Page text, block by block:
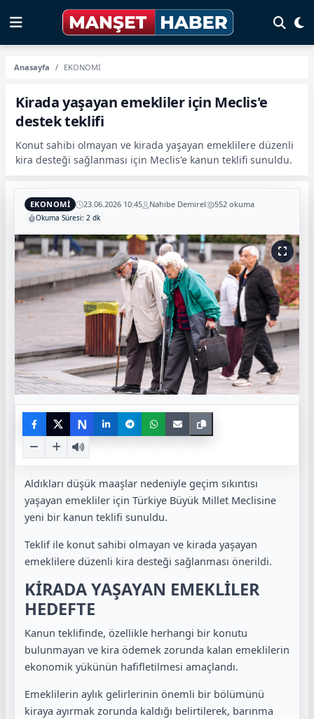
Anasayfa EKONOMİ
Kirada yaşayan emekliler için Meclis'e
destek teklifi
Konut sahibi olmayan ve kirada yaşayan emeklilere düzenli
kira desteği sağlanması için Meclis'e kanun teklifi sunuldu.
EKONOMİ 23.06.2026 10:45 Nahibe Demirel 552 okuma
Okuma Süresi: 2 dk
N
Aldıkları düşük maaşlar nedeniyle geçim sıkıntısı
yaşayan emekliler için Türkiye Büyük Millet Meclisine
yeni bir kanun teklifi sunuldu.
Teklif ile konut sahibi olmayan ve kirada yaşayan
emeklilere düzenli kira desteği sağlanması önerildi.
KİRADA YAŞAYAN EMEKLİLER
HEDEFTE
Kanun teklifinde, özellikle herhangi bir konutu
bulunmayan ve kira ödemek zorunda kalan emeklilerin
ekonomik yükünün hafifletilmesi amaçlandı.
Emeklilerin aylık gelirlerinin önemli bir bölümünü
kiraya ayırmak zorunda kaldığı belirtilerek, barınma